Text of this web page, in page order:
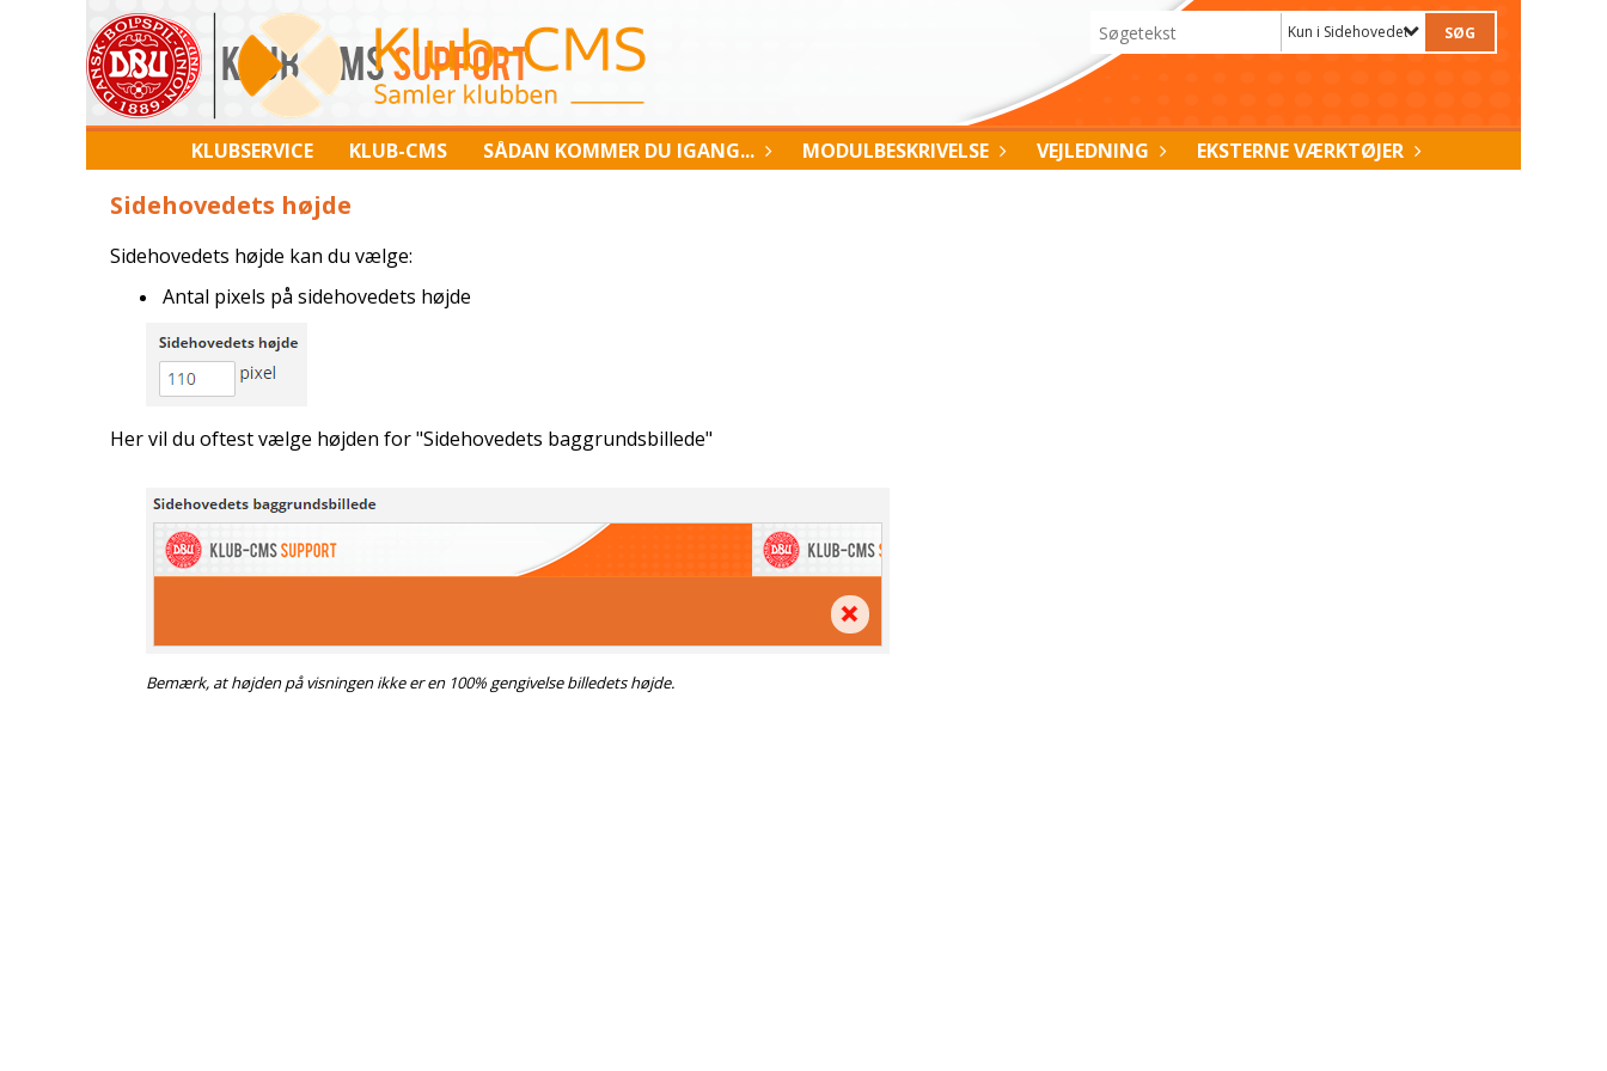
Kun i Sidehovedets højde
KLUBSERVICE KLUB-CMS SÅDAN KOMMER DU IGANG... MODULBESKRIVELSE VEJLEDNING EKSTERNE VÆRKTØJER
Sidehovedets højde
Sidehovedets højde kan du vælge:
Antal pixels på sidehovedets højde
Her vil du oftest vælge højden for "Sidehovedets baggrundsbillede"
Bemærk, at højden på visningen ikke er en 100% gengivelse billedets højde.